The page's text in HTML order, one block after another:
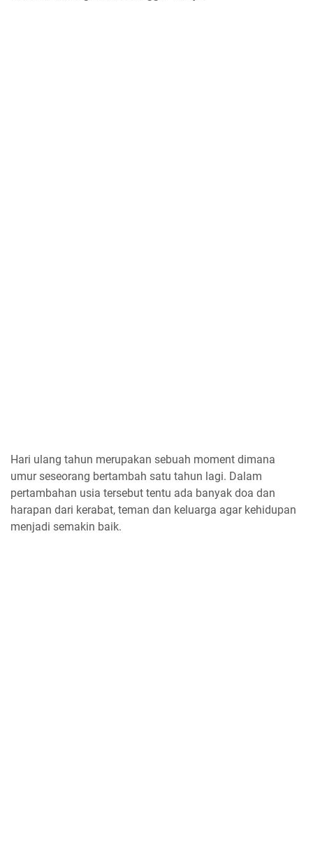
Hari ulang tahun merupakan sebuah moment dimana
umur seseorang bertambah satu tahun lagi. Dalam
pertambahan usia tersebut tentu ada banyak doa dan
harapan dari kerabat, teman dan keluarga agar kehidupan
menjadi semakin baik.